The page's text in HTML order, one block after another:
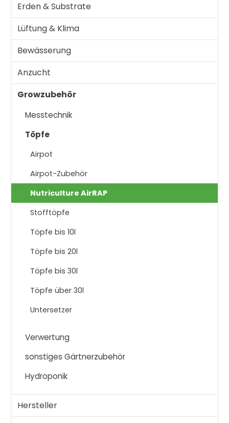
Erden & Substrate
Lüftung & Klima
Bewässerung
Anzucht
Growzubehör
Messtechnik
Töpfe
Airpot
Airpot-Zubehör
Nutriculture AirRAP
Stofftöpfe
Töpfe bis 10l
Töpfe bis 20l
Töpfe bis 30l
Töpfe über 30l
Untersetzer
Verwertung
sonstiges Gärtnerzubehör
Hydroponik
Hersteller